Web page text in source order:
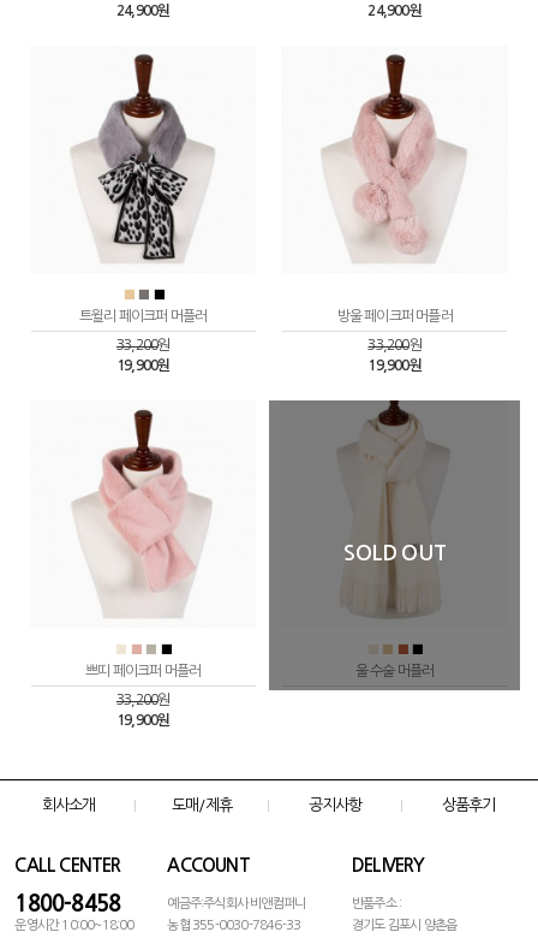
24,900원
24,900원
■ ■ ■
트윌리 페이크퍼 머플러
33,200원
19,900원
방울 페이크퍼 머플러
33,200원
19,900원
■ ■ ■ ■
쁘띠 페이크퍼 머플러
33,200원
19,900원
■ ■ ■
울 수술 머플러
SOLD OUT
회사소개 도매/제휴 공지사항 상품후기
CALL CENTER
1800-8458
운영시간 10:00~18:00
ACCOUNT
예금주:주식회사 비앤컴퍼니
농협 355-0030-7846-33
DELIVERY
반품주소 :
경기도 김포시 양촌읍